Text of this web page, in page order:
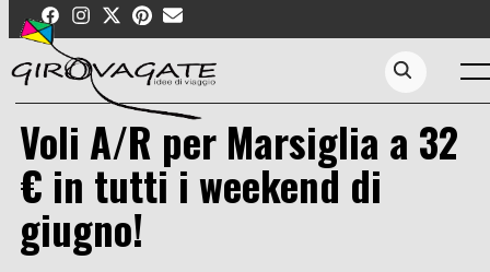
content
Search...
Voli A/R per Marsiglia a 32
€ in tutti i weekend di
giugno!